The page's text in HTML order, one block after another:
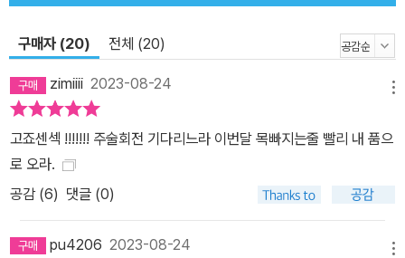
구매자 (20) 전체 (20)
zimiiii 2023-08-24
고죠센섹 !!!!!!! 주술회전 기다리느라 이번달 목빠지는줄 빨리 내 품으
로 오라.
공감 (6) 댓글 (0)
pu4206 2023-08-24